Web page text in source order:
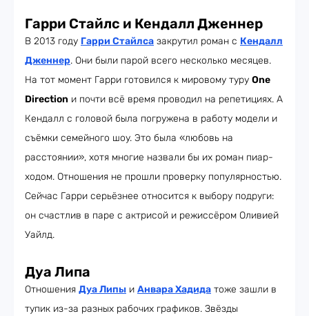
Гарри Стайлс и Кендалл Дженнер
В 2013 году Гарри Стайлса закрутил роман с Кендалл
Дженнер. Они были парой всего несколько месяцев.
На тот момент Гарри готовился к мировому туру One
Direction и почти всё время проводил на репетициях. А
Кендалл с головой была погружена в работу модели и
съёмки семейного шоу. Это была «любовь на
расстоянии», хотя многие назвали бы их роман пиар-
ходом. Отношения не прошли проверку популярностью.
Сейчас Гарри серьёзнее относится к выбору подруги:
он счастлив в паре с актрисой и режиссёром Оливией
Уайлд.
Дуа Липа
Отношения Дуа Липы и Анвара Хадида тоже зашли в
тупик из-за разных рабочих графиков. Звёзды